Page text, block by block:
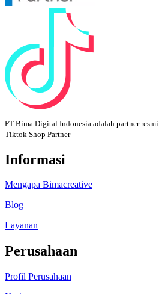
PT Bima Digital Indonesia adalah partner
Tiktok Shop Partner
Informasi
Mengapa Bimacreative
Blog
Layanan
Perusahaan
Profil Perusahaan